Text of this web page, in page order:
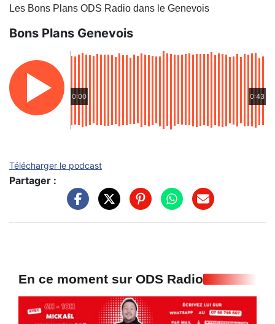
Les Bons Plans ODS Radio dans le Genevois
Bons Plans Genevois
0:00 0:43
Télécharger le podcast
Partager :
En ce moment sur ODS Radio